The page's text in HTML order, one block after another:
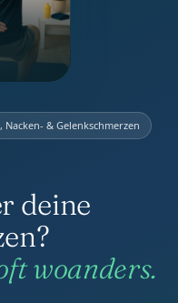
& Gelenkschmerzen
deine
woanders.